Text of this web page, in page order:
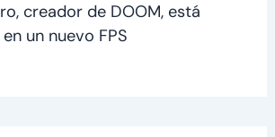
creador de DOOM, está
un nuevo FPS